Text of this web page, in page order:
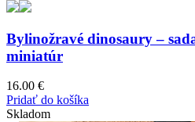
Bylinožravé dinosaury –
miniatúr
16.00 €
Pridať do košíka
Skladom